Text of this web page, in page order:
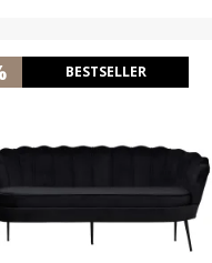
BESTSELLER